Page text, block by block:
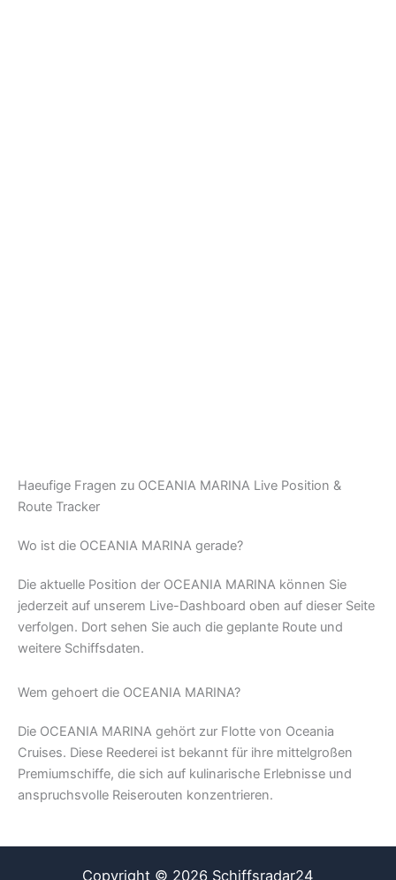
Haeufige Fragen zu OCEANIA MARINA Live Position &
Route Tracker
Wo ist die OCEANIA MARINA gerade?
Die aktuelle Position der OCEANIA MARINA können Sie
jederzeit auf unserem Live-Dashboard oben auf dieser Seite
verfolgen. Dort sehen Sie auch die geplante Route und
weitere Schiffsdaten.
Wem gehoert die OCEANIA MARINA?
Die OCEANIA MARINA gehört zur Flotte von Oceania
Cruises. Diese Reederei ist bekannt für ihre mittelgroßen
Premiumschiffe, die sich auf kulinarische Erlebnisse und
anspruchsvolle Reiserouten konzentrieren.
Copyright © 2026 Schiffsradar24